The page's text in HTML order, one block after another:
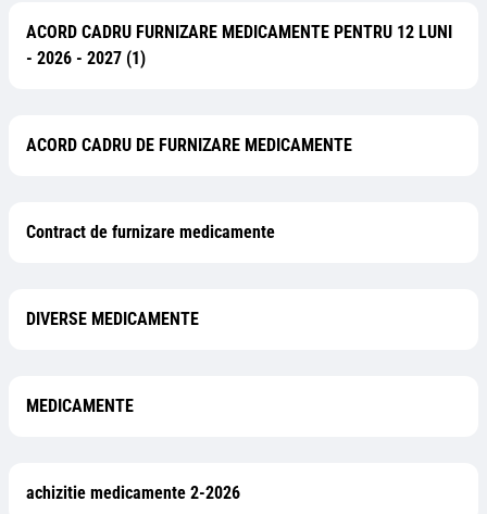
ACORD CADRU FURNIZARE MEDICAMENTE PENTRU 12 LUNI
- 2026 - 2027 (1)
ACORD CADRU DE FURNIZARE MEDICAMENTE
Contract de furnizare medicamente
DIVERSE MEDICAMENTE
MEDICAMENTE
achizitie medicamente 2-2026